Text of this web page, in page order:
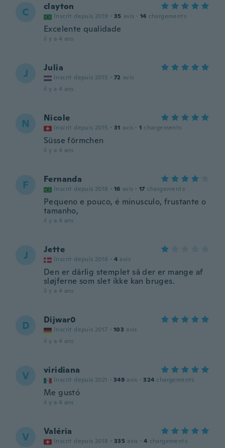
C clayton
Inscrit depuis 2019 · 35 avis · 14 chargements
Excelente qualidade
il y a 4 ans
J Julia
Inscrit depuis 2015 · 72 avis
il y a 4 ans
N Nicole
Inscrit depuis 2015 · 31 avis · 1 chargements
Süsse förmchen
il y a 4 ans
F Fernanda
Inscrit depuis 2018 · 16 avis · 17 chargements
Pequeno e pouco, é minusculo, frustante o
tamanho,
il y a 4 ans
J Jette
Inscrit depuis 2016 · 4 avis
Den er dårlig stemplet så der er mange af
sløjferne som slet ikke kan bruges.
il y a 4 ans
D Dijwar0
Inscrit depuis 2017 · 103 avis
il y a 4 ans
V viridiana
Inscrit depuis 2021 · 349 avis · 324 chargements
Me gustó
il y a 4 ans
V Valéria
Inscrit depuis 2018 · 335 avis · 4 chargements